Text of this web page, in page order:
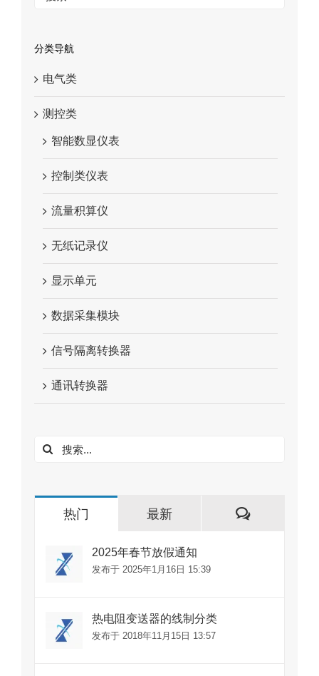
分类导航
电气类
测控类
智能数显仪表
控制类仪表
流量积算仪
无纸记录仪
显示单元
数据采集模块
信号隔离转换器
通讯转换器
搜
热门 最新
评
2025年春节放假通知
发布于 2025年1月16日 15:39
热电阻变送器的线制分类
发布于 2018年11月15日 13:57